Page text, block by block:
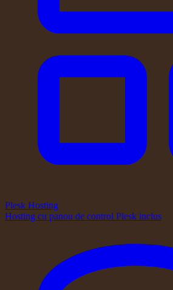
Plesk Hosting
Hosting cu panou de control Plesk inclus